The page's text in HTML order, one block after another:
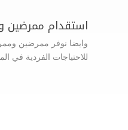
استقدام ممرضين
وايضا نوفر ممرضين
للاحتياجات الفردية في